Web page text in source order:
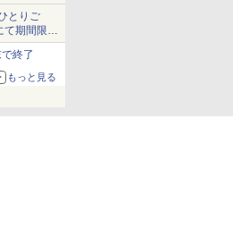
とりご
て期間限定
終了
もっと見る